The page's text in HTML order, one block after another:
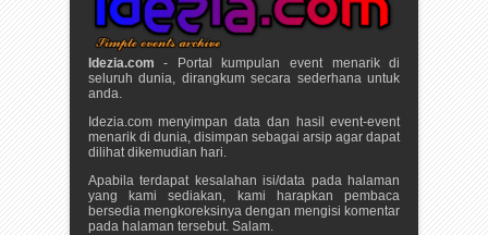
Idezia.com - Portal kumpulan event menarik di
seluruh dunia, dirangkum secara sederhana untuk
anda.
Idezia.com menyimpan data dan hasil event-event
menarik di dunia, disimpan sebagai arsip agar dapat
dilihat dikemudian hari.
Apabila terdapat kesalahan isi/data pada halaman
yang kami sediakan, kami harapkan pembaca
bersedia mengkoreksinya dengan mengisi komentar
pada halaman tersebut. Salam.